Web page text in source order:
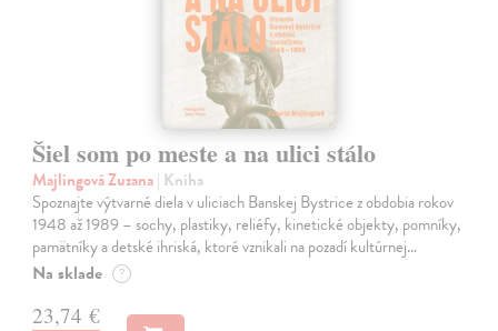
Šiel som po meste a na ulici stálo
Majlingová Zuzana| Kniha
Spoznajte výtvarné diela v uliciach Banskej Bystrice z obdobia rokov
1948 až 1989 – sochy, plastiky, reliéfy, kinetické objekty, pomníky,
pamätníky a detské ihriská, ktoré vznikali na pozadí kultúrnej…
Na sklade ?
23,74 €